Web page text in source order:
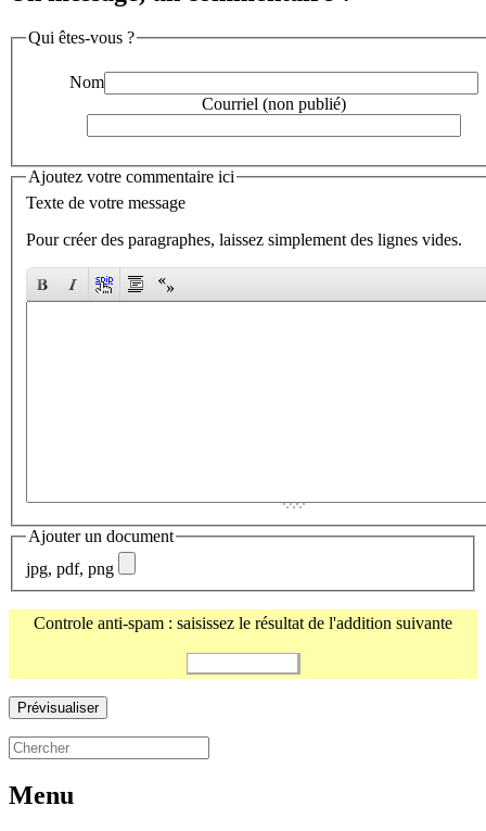
Qui êtes-vous ?
Nom
Courriel (non publié)
Ajoutez votre commentaire ici
Texte de votre message
Pour créer des paragraphes, laissez simplement des lignes vides.
Ajouter un document
jpg, pdf, png
Controle anti-spam : saisissez le résultat de l'addition suivante
Menu